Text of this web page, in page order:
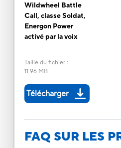
Wildwheel Battle
Call, classe Soldat,
Energon Power
activé par la voix
Taille du fichier:
11.96 MB
Télécharger
FAQ SUR LES